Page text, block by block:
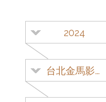
2024
台北金馬影展